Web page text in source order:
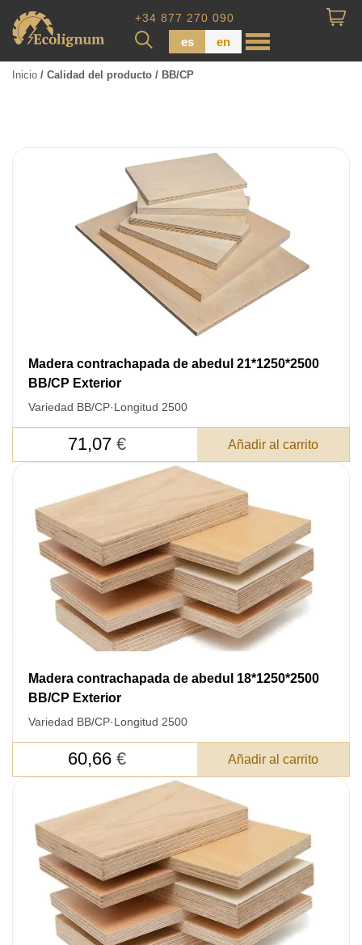
+34 877 270 090
es en
Tableros de Madera
Inicio / Calidad del producto / BB/CP
Madera contrachapada de abedul 21*1250*2500
BB/CP Exterior
Variedad BB/CP·Longitud 2500
71,07 € Añadir al carrito
Madera contrachapada de abedul 18*1250*2500
BB/CP Exterior
Variedad BB/CP·Longitud 2500
60,66 € Añadir al carrito